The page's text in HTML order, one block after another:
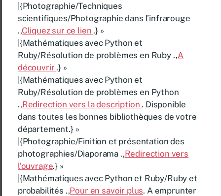
|{Photographie/Techniques
scientifiques/Photographie dans l’infrarouge
.,Cliquez sur ce lien .} »
|{Mathématiques avec Python et
Ruby/Résolution de problèmes en Ruby .,A
découvrir .} »
|{Mathématiques avec Python et
Ruby/Résolution de problèmes en Python
.,Redirection vers la description . Disponible
dans toutes les bonnes bibliothèques de votre
département.} »
|{Photographie/Finition et présentation des
photographies/Diaporama .,Redirection vers
l’ouvrage.} »
|{Mathématiques avec Python et Ruby/Ruby et
probabilités .,Pour en savoir plus. A emprunter